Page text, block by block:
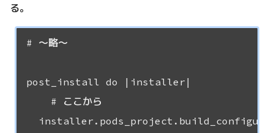
る。
# 〜略〜
post_install do |installer|